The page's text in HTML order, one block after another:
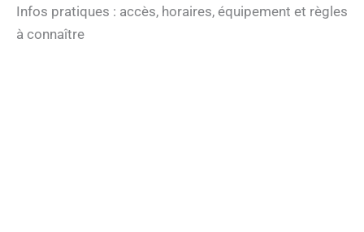
Infos pratiques : accès, horaires, équipement et règles
à connaître